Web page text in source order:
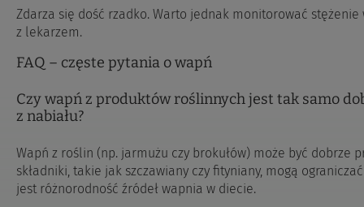
Zdarza się dość rzadko. Warto jednak monitorować
z lekarzem.
FAQ – częste pytania o wapń
Czy wapń z produktów roślinnych jest tak samo
z nabiału?
Wapń z roślin (np. jarmużu czy brokułów) może być dobrze
składniki, takie jak szczawiany czy fityniany, mogą
jest różnorodność źródeł wapnia w diecie.